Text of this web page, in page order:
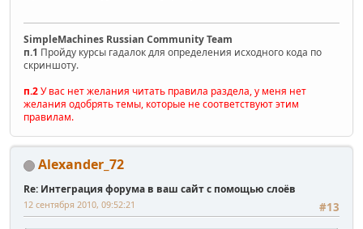
SimpleMachines Russian Community Team
п.1 Пройду курсы гадалок для определения исходного кода по
скриншоту.
п.2У вас нет желания читать правила раздела, у меня нет
желания одобрять темы, которые не соответствуют этим
правилам.
Alexander_72
Re: Интеграция форума в ваш сайт с помощью слоёв
#13
12 сентября 2010, 09:52:21